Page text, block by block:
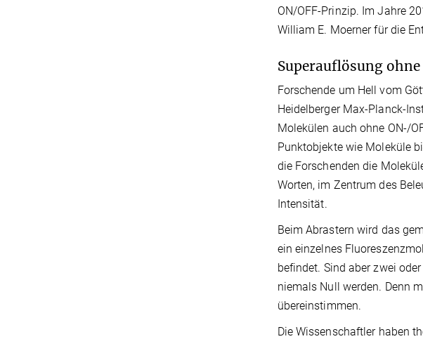
ON/OFF-Prinzip. Im Jahre
William E. Moerner für die
Superauflösung ohne
Forschende um Hell vom
Heidelberger Max-Planck-
Molekülen auch ohne ON-/
Punktobjekte wie Moleküle
die Forschenden die
Worten, im Zentrum des
Intensität.
Beim Abrastern wird das
ein einzelnes
befindet. Sind aber zwei
niemals Null werden. Denn
übereinstimmen.
Die Wissenschaftler haben